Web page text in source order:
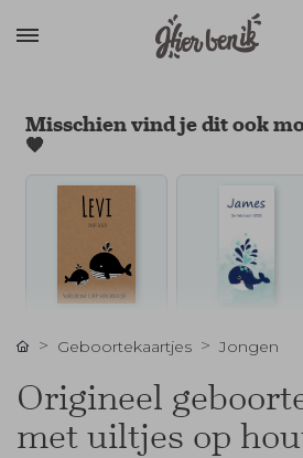
Misschien vind je dit ook
🧡
Geboortekaartjes Jongen
Origineel
met uiltjes op